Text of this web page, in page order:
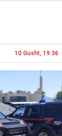
10 Gusht, 19:36